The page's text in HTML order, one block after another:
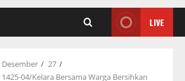
LIVE
Desember
27
04/Kelara Bersama Warga Bersihkan